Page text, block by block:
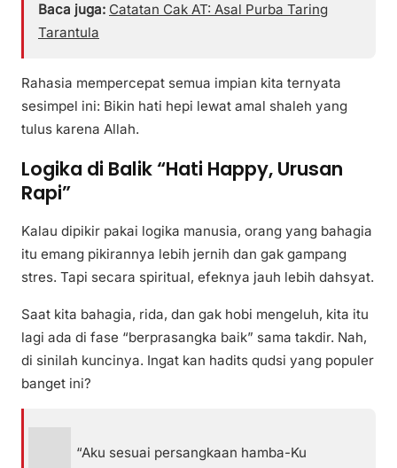
Baca juga: Catatan Cak AT: Asal Purba Taring
Tarantula
Rahasia mempercepat semua impian kita ternyata
sesimpel ini: Bikin hati hepi lewat amal shaleh yang
tulus karena Allah.
Logika di Balik “Hati Happy, Urusan
Rapi”
Kalau dipikir pakai logika manusia, orang yang bahagia
itu emang pikirannya lebih jernih dan gak gampang
stres. Tapi secara spiritual, efeknya jauh lebih dahsyat.
Saat kita bahagia, rida, dan gak hobi mengeluh, kita itu
lagi ada di fase “berprasangka baik” sama takdir. Nah,
di sinilah kuncinya. Ingat kan hadits qudsi yang populer
banget ini?
“Aku sesuai persangkaan hamba-Ku